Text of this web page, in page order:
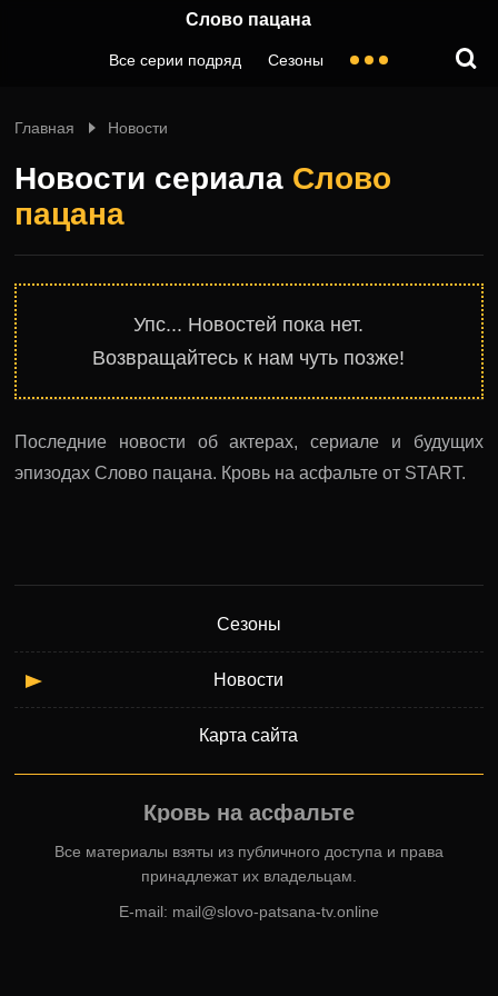
Слово пацана
Все серии подряд Сезоны
Главная Новости
Новости сериала Слово
пацана
Упс... Новостей пока нет.
Возвращайтесь к нам чуть позже!
Последние новости об актерах, сериале и будущих
эпизодах Слово пацана. Кровь на асфальте от START.
Кровь на асфальте
Все материалы взяты из публичного доступа и права
принадлежат их владельцам.
E-mail: mail@slovo-patsana-tv.online
Сезоны
Новости
Карта сайта